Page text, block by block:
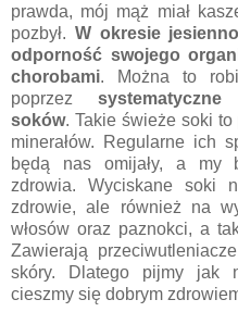
prawda, mój mąż miał
pozbył. W okresie
odporność swojego
chorobami. Można to
poprzez
soków. Takie świeże soki
minerałów. Regularne ich
będą nas omijały, a my
zdrowia. Wyciskane soki
zdrowie, ale również na
włosów oraz paznokci, a
Zawierają
skóry. Dlatego pijmy jak
cieszmy się dobrym